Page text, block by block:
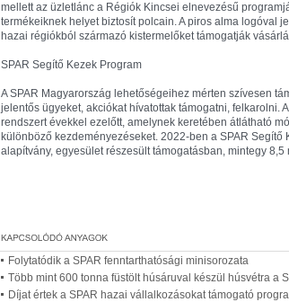
mellett az üzletlánc a Régiók Kincsei elnevezésű
termékeiknek helyet biztosít polcain. A piros alma logóval
hazai régiókból származó kistermelőket támogatják
SPAR Segítő Kezek Program
A SPAR Magyarország lehetőségeihez mérten szívesen
jelentős ügyeket, akciókat hívatottak támogatni, felkarolni.
rendszert évekkel ezelőtt, amelynek keretében átlátható
különböző kezdeményezéseket. 2022-ben a SPAR
alapítvány, egyesület részesült támogatásban, mintegy 8,5
Folytatódik a SPAR fenntarthatósági minisorozata
Több mint 600 tonna füstölt húsáruval készül húsvétra a
Díjat értek a SPAR hazai vállalkozásokat támogató